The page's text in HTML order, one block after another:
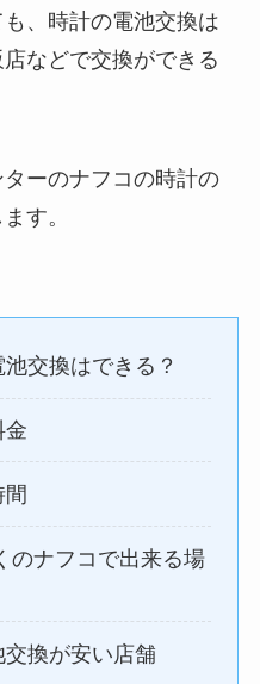
、時計の電池交換は
などで交換ができる
ーのナフコの時計の
す。
交換はできる？
金
のナフコで出来る場
換が安い店舗